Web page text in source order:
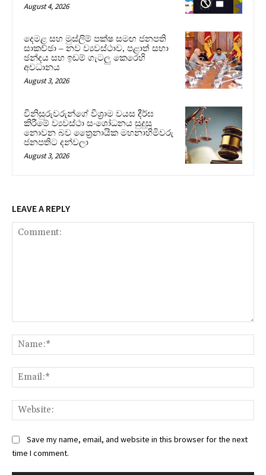
August 4, 2026
දෙමළ සහ මුස්ලිම් පක්ෂ සමඟ ජනපති
සාකච්ඡා – නව ව්‍යවස්ථාව, පළාත් සභා
ඡන්දය සහ ඉඩම් ගැටලු කෙරෙහි
අවධානය
August 3, 2026
විනිසුරුවරුන්ගේ විශ්‍රාම වයස දීර්ඝ
කිරීමේ ව්‍යවස්ථා සංශෝධනය සුදුසු
නොවන බව ත්‍රෛනායික මහනාහිමිවරු
ජනපතිට දන්වලා
August 3, 2026
LEAVE A REPLY
Save my name, email, and website in this browser for the next
time I comment.